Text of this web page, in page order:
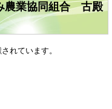
農業協同組合 古殿
れています。